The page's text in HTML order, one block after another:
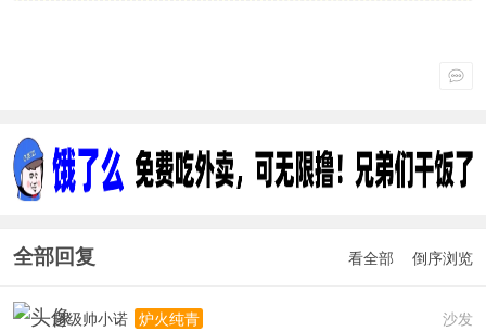
全部回复 看全部 倒序浏览
沙发
超级帅小诺 炉火纯青